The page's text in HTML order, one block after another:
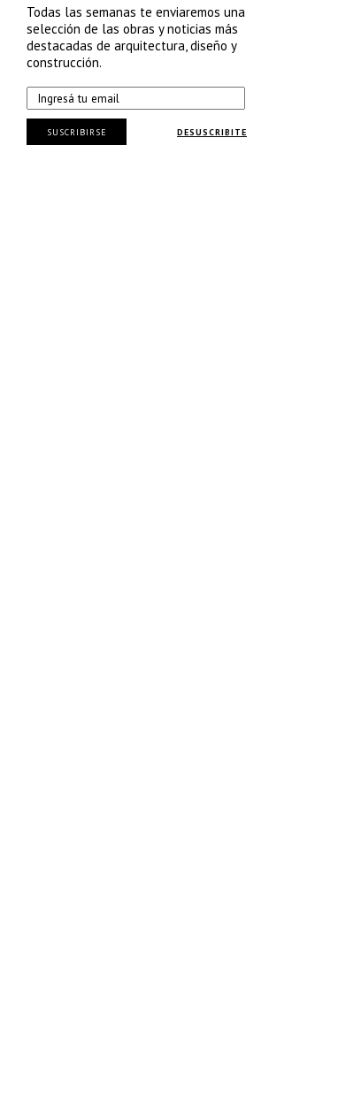
Todas las semanas te enviaremos una
selección de las obras y noticias más
destacadas de arquitectura, diseño y
construcción.
DESUSCRIBITE
SUSCRIBIRSE